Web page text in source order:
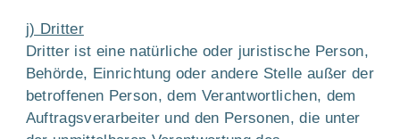
j) Dritter
Dritter ist eine natürliche oder juristische Person,
Behörde, Einrichtung oder andere Stelle außer der
betroffenen Person, dem Verantwortlichen, dem
Auftragsverarbeiter und den Personen, die unter